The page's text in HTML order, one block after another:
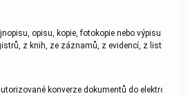
opisu, kopie, fotokopie nebo výpisu z
z knih, ze záznamů, z evidencí, z listin
konverze dokumentů do